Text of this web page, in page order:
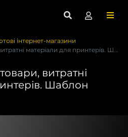
інтернет-магазини
матеріали для принтерів. Ш...
витратні
Шаблон